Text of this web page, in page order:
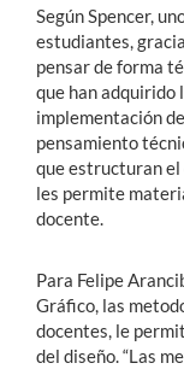
Según Spencer,
estudiantes,
pensar de forma
que han adquirido
implementación
pensamiento
que estructuran el
les permite
docente.
Para Felipe
Gráfico, las
docentes, le
del diseño. “Las